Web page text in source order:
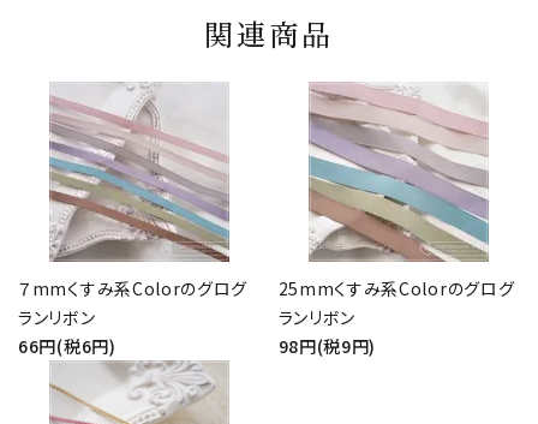
関連商品
７mmくすみ系Colorのグログ
ランリボン
66円(税6円)
25mmくすみ系Colorのグログ
ランリボン
98円(税9円)